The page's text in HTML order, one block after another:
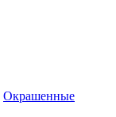
Окрашенные